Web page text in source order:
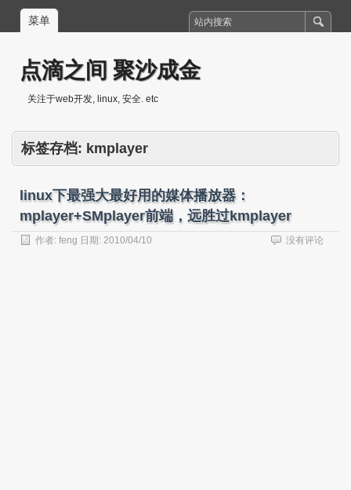
菜单
点滴之间 聚沙成金
关注于web开发, linux, 安全. etc
标签存档: kmplayer
linux下最强大最好用的媒体播放器：
mplayer+SMplayer前端，远胜过kmplayer
作者: feng 日期: 2010/04/10 没有评论